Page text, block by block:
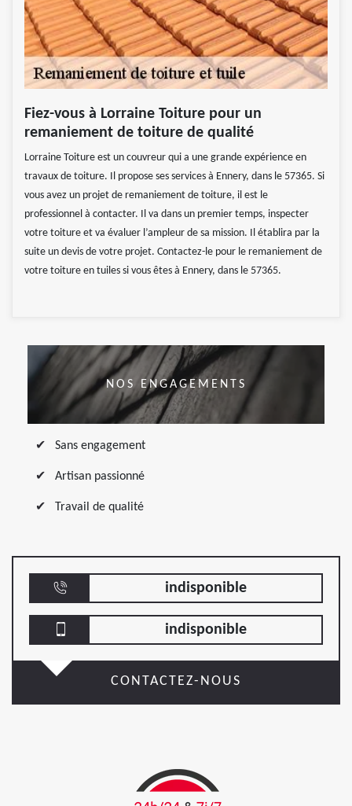
Fiez-vous à Lorraine Toiture pour un
remaniement de toiture de qualité
Lorraine Toiture est un couvreur qui a une grande expérience en
travaux de toiture. Il propose ses services à Ennery, dans le 57365. Si
vous avez un projet de remaniement de toiture, il est le
professionnel à contacter. Il va dans un premier temps, inspecter
votre toiture et va évaluer l’ampleur de sa mission. Il établira par la
suite un devis de votre projet. Contactez-le pour le remaniement de
votre toiture en tuiles si vous êtes à Ennery, dans le 57365.
NOS ENGAGEMENTS
Sans engagement
Artisan passionné
Travail de qualité
indisponible
indisponible
CONTACTEZ-NOUS